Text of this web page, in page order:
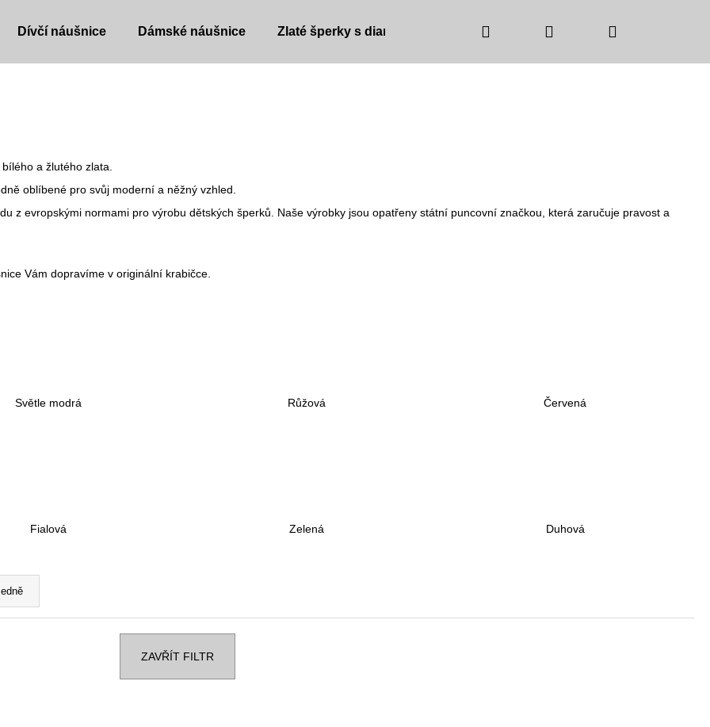
Dívčí náušnice Dámské náušnice Zlaté šperky s diamanty Barva zlata Barva kamínků
Přihlášení
a žlutého zlata.
oblíbené pro svůj moderní a něžný vzhled.
z evropskými normami pro výrobu dětských šperků. Naše výrobky jsou opatřeny státní puncovní značkou, která zaručuje pravost a
Vám dopravíme v originální krabičce.
Světle modrá Růžová Červená
Fialová Zelená Duhová
ZAVŘÍT FILTR
Doporučujeme